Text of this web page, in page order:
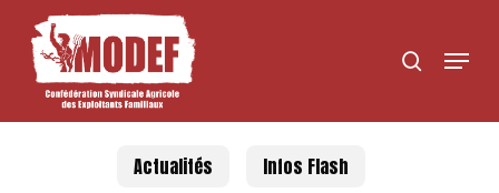
content
search
Menu
Actualités Infos Flash